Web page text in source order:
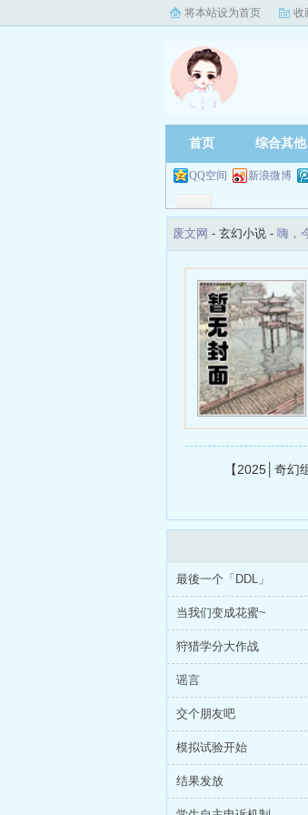
将本站设为首页 收
首页 综合其他
QQ空间 新浪微博
废文网 - 玄幻小说 - 嗨，
【2025│奇幻
最後一个「DDL」
当我们变成花蜜~
狩猎学分大作战
谣言
交个朋友吧
模拟试验开始
结果发放